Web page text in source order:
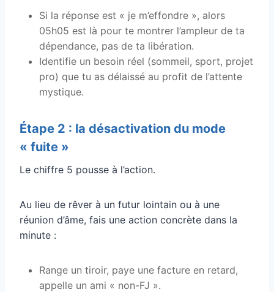
Si la réponse est « je m’effondre », alors
05h05 est là pour te montrer l’ampleur de ta
dépendance, pas de ta libération.
Identifie un besoin réel (sommeil, sport, projet
pro) que tu as délaissé au profit de l’attente
mystique.
Étape 2 : la désactivation du mode
« fuite »
Le chiffre 5 pousse à l’action.
Au lieu de rêver à un futur lointain ou à une
réunion d’âme, fais une action concrète dans la
minute :
Range un tiroir, paye une facture en retard,
appelle un ami « non-FJ ».